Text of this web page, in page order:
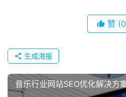
常
见
问
题
赞
生成海报
音乐行业网站SEO优化解决方